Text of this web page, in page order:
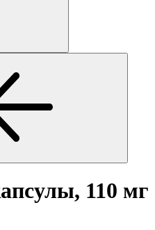
110 мг